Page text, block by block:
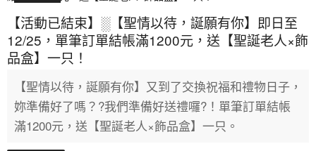
【活動已結束】░【聖情以待，誕願有你】即日至
12/25，單筆訂單結帳滿1200元，送【聖誕老人×飾
品盒】一只！
【聖情以待，誕願有你】又到了交換祝福和禮物日子，
妳準備好了嗎？?我們準備好送禮囉?！單筆訂單結帳
滿1200元，送【聖誕老人×飾品盒】一只。